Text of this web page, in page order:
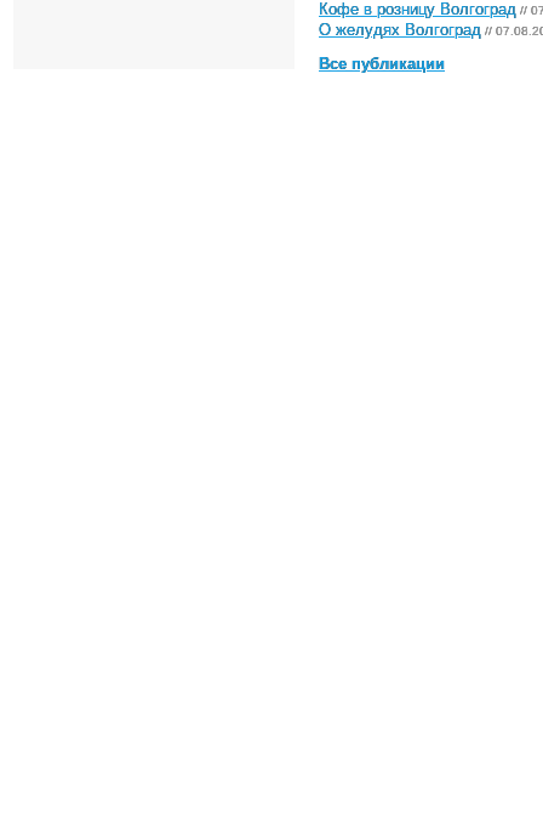
Кофе в розницу Волгоград //
О желудях Волгоград //
Все публикации